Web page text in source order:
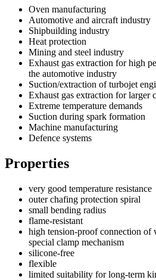
Oven manufacturing
Automotive and aircraft industry
Shipbuilding industry
Heat protection
Mining and steel industry
Exhaust gas extraction for high
the automotive industry
Suction/extraction of turbojet
Exhaust gas extraction for larger
Extreme temperature demands
Suction during spark formation
Machine manufacturing
Defence systems
Properties
very good temperature resistance
outer chafing protection spiral
small bending radius
flame-resistant
high tension-proof connection of
special clamp mechanism
silicone-free
flexible
limited suitability for long-term